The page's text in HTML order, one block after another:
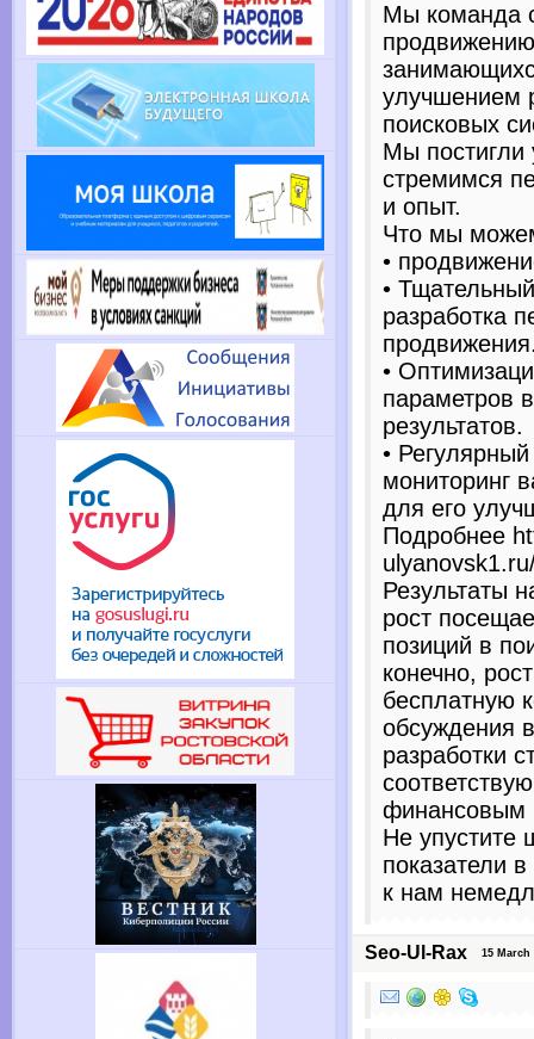
Мы команда
улучшением
поисковых
Мы постигли
стремимся
и опыт.
Что мы
•
•
разработка
•
параметров
результатов.
•
мониторинг
для его
Подробнее
Результаты
рост
позиций в
конечно,
бесплатную
обсуждения
разработки
финансовым
Не упустите
показатели
к нам
Seo-Ul-Rax 15 March